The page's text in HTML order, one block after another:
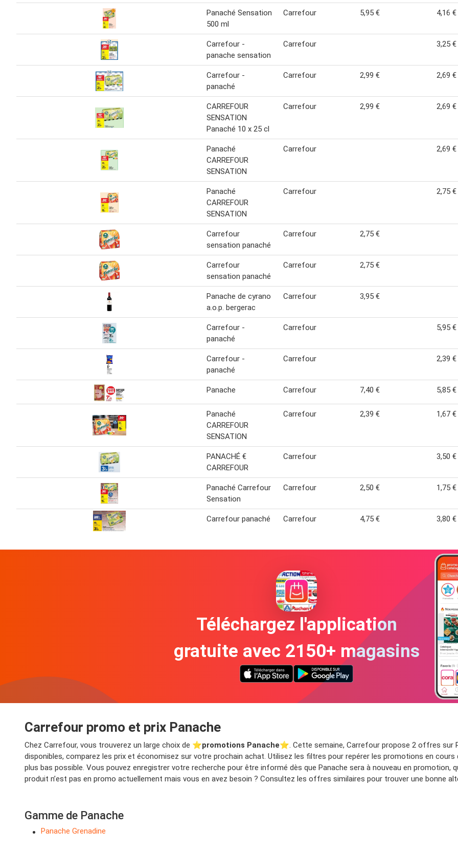
Panaché Sensation
500 ml
Carrefour 5,95 € 4,16 €
Carrefour -
panache sensation
Carrefour 3,25 €
Carrefour -
panaché
Carrefour 2,99 € 2,69 €
CARREFOUR
SENSATION
Panaché 10 x 25 cl
Carrefour 2,99 € 2,69 €
Panaché
CARREFOUR
SENSATION
Carrefour 2,69 €
Panaché
CARREFOUR
SENSATION
Carrefour 2,75 €
Carrefour
sensation panaché
Carrefour 2,75 €
Carrefour
sensation panaché
Carrefour 2,75 €
Panache de cyrano
a.o.p. bergerac
Carrefour 3,95 €
Carrefour -
panaché
Carrefour 5,95 €
Carrefour -
panaché
Carrefour 2,39 €
Panache Carrefour 7,40 € 5,85 €
Panaché
CARREFOUR
SENSATION
Carrefour 2,39 € 1,67 €
PANACHÉ €
CARREFOUR
Carrefour 3,50 €
Panaché Carrefour
Sensation
Carrefour 2,50 € 1,75 €
Carrefour panaché Carrefour 4,75 € 3,80 €
Téléchargez l'application
gratuite avec 2150+ magasins
Carrefour promo et prix Panache
Chez Carrefour, vous trouverez un large choix de ⭐️promotions Panache⭐️. Cette semaine, Carrefour propose 2 offres sur
disponibles, comparez les prix et économisez sur votre prochain achat. Utilisez les filtres pour repérer les promotions en
plus bas possible. Vous pouvez enregistrer votre recherche pour être informé dès que Panache sera à nouveau en promotion,
produit n’est pas en promo actuellement mais vous en avez besoin ? Consultez les offres similaires pour trouver une bonne
Gamme de Panache
Panache Grenadine